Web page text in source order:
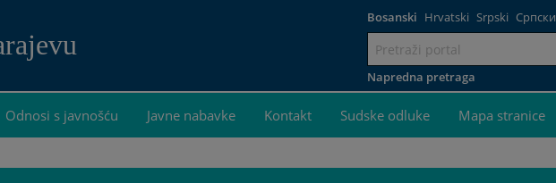
sadržaj
Bosanski Hrvatski Srpski Српски
Napredna pretraga
Odnosi s javnošću Javne nabavke Kontakt Sudske odluke Mapa stranice